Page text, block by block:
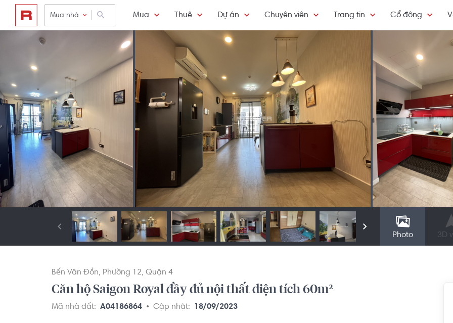
Mua nhà Mua Thuê Dự án Chuyên viên Trang tin Cổ đông
Photo 3D
Bến Vân Đồn Phường 12 Quận 4
Căn hộ Saigon Royal đầy đủ nội thất diện tích 60m²
Mã nhà đất: A04186864 Cập nhật: 18/09/2023